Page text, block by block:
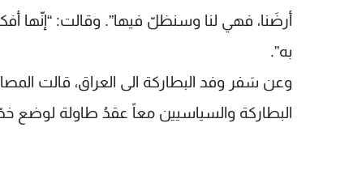
أرضَنا، فهي لنا وسنظلّ فيها”. وقالت: “إنّها
به”.
وعن سَفر وفد البطاركة الى العراق، قالت
البطاركة والسياسيين معاً عقدُ طاولة لوضع